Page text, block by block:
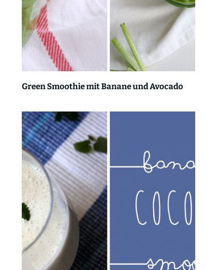
Green Smoothie mit Banane und Avocado